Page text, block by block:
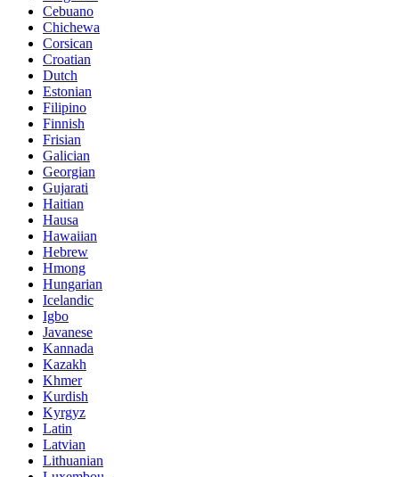
Cebuano
Chichewa
Corsican
Croatian
Dutch
Estonian
Filipino
Finnish
Frisian
Galician
Georgian
Gujarati
Haitian
Hausa
Hawaiian
Hebrew
Hmong
Hungarian
Icelandic
Igbo
Javanese
Kannada
Kazakh
Khmer
Kurdish
Kyrgyz
Latin
Latvian
Lithuanian